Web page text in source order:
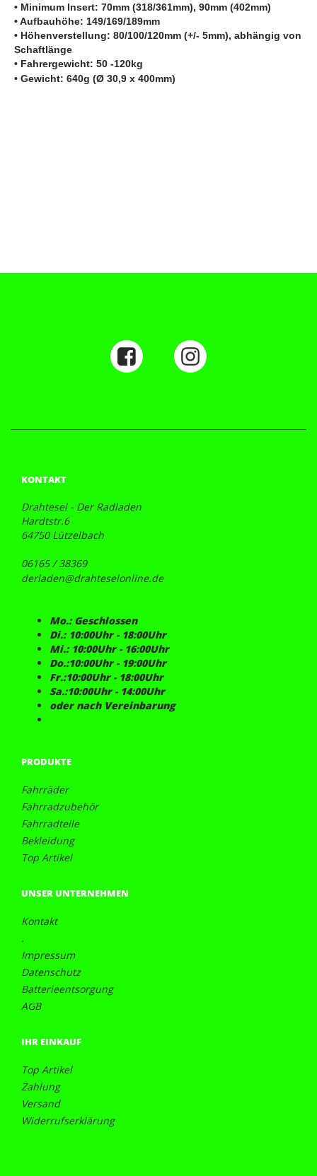
• Minimum Insert: 70mm (318/361mm), 90mm (402mm)
• Aufbauhöhe: 149/169/189mm
• Höhenverstellung: 80/100/120mm (+/- 5mm), abhängig von
Schaftlänge
• Fahrergewicht: 50 -120kg
• Gewicht: 640g (Ø 30,9 x 400mm)
KONTAKT
Drahtesel - Der Radladen
Hardtstr.6
64750 Lützelbach
06165 / 38369
derladen@drahteselonline.de
Mo.: Geschlossen
Di.: 10:00Uhr - 18:00Uhr
Mi.: 10:00Uhr - 16:00Uhr
Do.:10:00Uhr - 19:00Uhr
Fr.:10:00Uhr - 18:00Uhr
Sa.:10:00Uhr - 14:00Uhr
oder nach Vereinbarung
PRODUKTE
Fahrräder
Fahrradzubehör
Fahrradteile
Bekleidung
Top Artikel
UNSER UNTERNEHMEN
Kontakt
.
Impressum
Datenschutz
Batterieentsorgung
AGB
IHR EINKAUF
Top Artikel
Zahlung
Versand
Widerrufserklärung